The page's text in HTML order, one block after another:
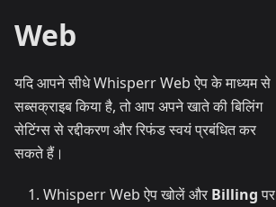
Web
यदि आपने सीधे Whisperr Web ऐप के माध्यम से
सब्सक्राइब किया है, तो आप अपने खाते की बिलिंग
सेटिंग्स से रद्दीकरण और रिफंड स्वयं प्रबंधित कर
सकते हैं।
Whisperr Web ऐप खोलें और Billingपर